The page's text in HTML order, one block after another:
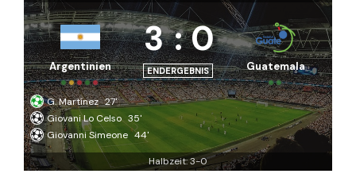
Argentinien
3 :0
ENDERGEBNIS Guatemala
G. Martínez 27'
Giovani Lo Celso 35'
Giovanni Simeone 44'
Halbzeit: 3-0